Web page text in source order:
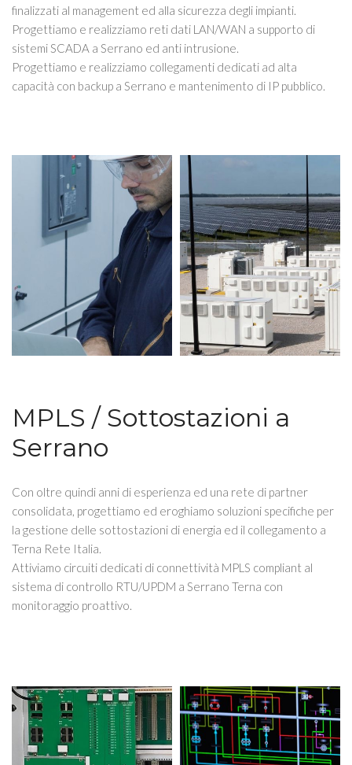
finalizzati al management ed alla sicurezza degli impianti.
Progettiamo e realizziamo reti dati LAN/WAN a supporto di
sistemi SCADA a Serrano ed anti intrusione.
Progettiamo e realizziamo collegamenti dedicati ad alta
capacità con backup a Serrano e mantenimento di IP pubblico.
MPLS / Sottostazioni a
Serrano
Con oltre quindi anni di esperienza ed una rete di partner
consolidata, progettiamo ed eroghiamo soluzioni specifiche per
la gestione delle sottostazioni di energia ed il collegamento a
Terna Rete Italia.
Attiviamo circuiti dedicati di connettività MPLS compliant al
sistema di controllo RTU/UPDM a Serrano Terna con
monitoraggio proattivo.